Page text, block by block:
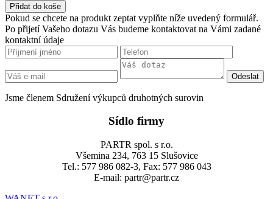
Pokud se chcete na produkt zeptat vyplňte níže uvedený formulář.
Po přijetí Vašeho dotazu Vás budeme kontaktovat na Vámi zadané
kontaktní údaje
Jsme členem Sdružení výkupců druhotných surovin
Sídlo firmy
PARTR spol. s r.o.
Všemina 234, 763 15 Slušovice
Tel.: 577 986 082-3, Fax: 577 986 043
E-mail: partr@partr.cz